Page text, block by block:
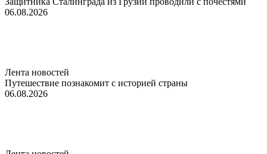
06.08.2026
Лента новостей
Путешествие познакомит с историей страны
06.08.2026